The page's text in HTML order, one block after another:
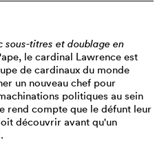
sous-titres et doublage en
le cardinal Lawrence est
de cardinaux du monde
un nouveau chef pour
politiques au sein
rend compte que le défunt leur
découvrir avant qu'un